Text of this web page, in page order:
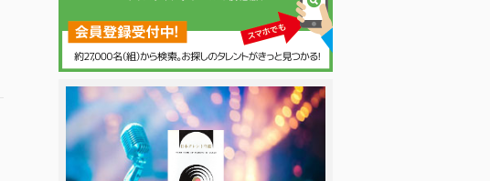
日本タレント名鑑